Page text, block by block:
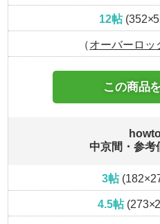
12帖
（オーバーロッ
この商品
中京間・参考
3帖
4.5帖